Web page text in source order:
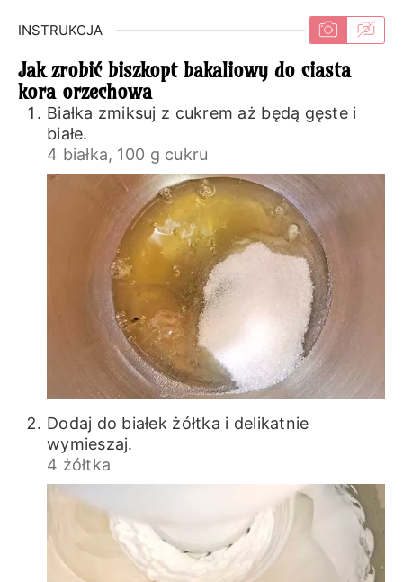
INSTRUKCJA
Jak zrobić biszkopt bakaliowy do ciasta
kora orzechowa
Białka zmiksuj z cukrem aż będą gęste i
białe.
4 białka, 100 g cukru
Dodaj do białek żółtka i delikatnie
wymieszaj.
4 żółtka